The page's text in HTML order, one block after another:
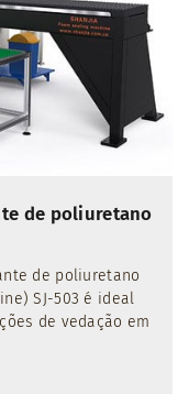
de poliuretano
de poliuretano
SJ-503 é ideal
de vedação em